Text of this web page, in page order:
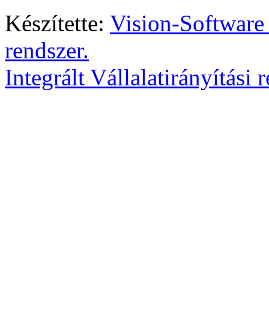
Készítette: Vision-
rendszer.
Integrált Vállalatirányítási